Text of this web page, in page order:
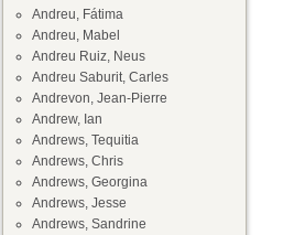
Andreu, Fátima
Andreu, Mabel
Andreu Ruiz, Neus
Andreu Saburit, Carles
Andrevon, Jean-Pierre
Andrew, Ian
Andrews, Tequitia
Andrews, Chris
Andrews, Georgina
Andrews, Jesse
Andrews, Sandrine